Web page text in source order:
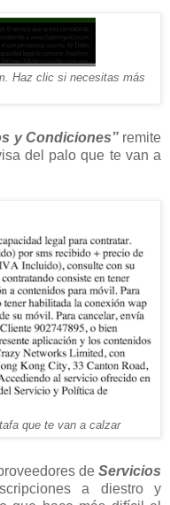
Haz clic si necesitas más
y Condiciones”remite
del palo que te van a
que te van a calzar
de Servicios
a diestro y